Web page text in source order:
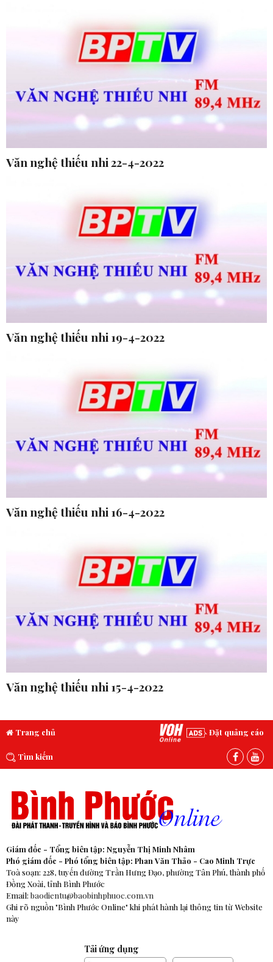
Văn nghệ thiếu nhi 22-4-2022
Văn nghệ thiếu nhi 19-4-2022
Văn nghệ thiếu nhi 16-4-2022
Văn nghệ thiếu nhi 15-4-2022
Trang chủ Đặt quảng cáo
Tìm kiếm
Giám đốc - Tổng biên tập: Nguyễn Thị Minh Nhâm
Phó giám đốc - Phó tổng biên tập: Phan Văn Thảo - Cao Minh Trực
Toà soạn: 228, tuyến đường Trần Hưng Đạo, phường Tân Phú, thành phố
Đồng Xoài, tỉnh Bình Phước
Email: baodientu@baobinhphuoc.com.vn
Ghi rõ nguồn "Bình Phước Online" khi phát hành lại thông tin từ Website
này
Tải ứng dụng